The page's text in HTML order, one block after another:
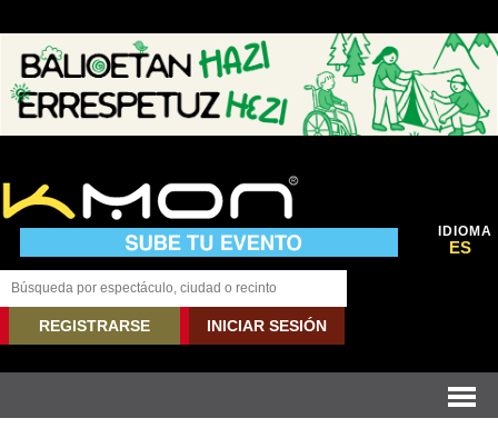
IDIOMA
ES
REGISTRARSE INICIAR SESIÓN